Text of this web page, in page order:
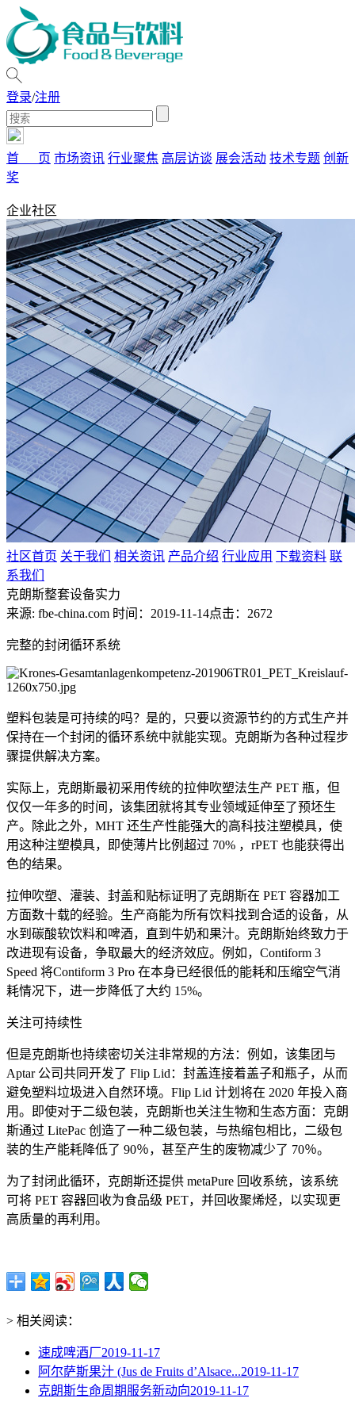
登录/注册
首 页 市场资讯 行业聚焦 高层访谈 展会活动 技术专题 创新
奖
企业社区
社区首页 关于我们 相关资讯 产品介绍 行业应用 下载资料 联
系我们
克朗斯整套设备实力
来源: fbe-china.com 时间：2019-11-14点击：2672
完整的封闭循环系统
塑料包装是可持续的吗？是的，只要以资源节约的方式生产并
保持在一个封闭的循环系统中就能实现。克朗斯为各种过程步
骤提供解决方案。
实际上，克朗斯最初采用传统的拉伸吹塑法生产 PET 瓶，但
仅仅一年多的时间，该集团就将其专业领域延伸至了预坯生
产。除此之外，MHT 还生产性能强大的高科技注塑模具，使
用这种注塑模具，即使薄片比例超过 70% ，rPET 也能获得出
色的结果。
拉伸吹塑、灌装、封盖和贴标证明了克朗斯在 PET 容器加工
方面数十载的经验。生产商能为所有饮料找到合适的设备，从
水到碳酸软饮料和啤酒，直到牛奶和果汁。克朗斯始终致力于
改进现有设备，争取最大的经济效应。例如，Contiform 3
Speed 将Contiform 3 Pro 在本身已经很低的能耗和压缩空气消
耗情况下，进一步降低了大约 15%。
关注可持续性
但是克朗斯也持续密切关注非常规的方法：例如，该集团与
Aptar 公司共同开发了 Flip Lid：封盖连接着盖子和瓶子，从而
避免塑料垃圾进入自然环境。Flip Lid 计划将在 2020 年投入商
用。即使对于二级包装，克朗斯也关注生物和生态方面：克朗
斯通过 LitePac 创造了一种二级包装，与热缩包相比，二级包
装的生产能耗降低了 90％，甚至产生的废物减少了 70％。
为了封闭此循环，克朗斯还提供 metaPure 回收系统，该系统
可将 PET 容器回收为食品级 PET，并回收聚烯烃，以实现更
高质量的再利用。
> 相关阅读：
速成啤酒厂2019-11-17
阿尔萨斯果汁 (Jus de Fruits d’Alsace...2019-11-17
克朗斯生命周期服务新动向2019-11-17